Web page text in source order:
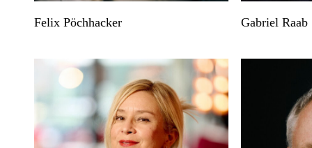
Felix Pöchhacker Gabriel Raab